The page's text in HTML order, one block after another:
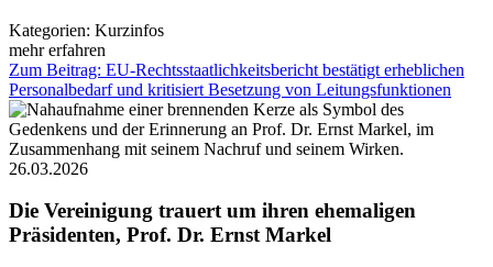
Kategorien: Kurzinfos
mehr erfahren
Zum Beitrag: EU-Rechtsstaatlichkeitsbericht bestätigt erheblichen
Personalbedarf und kritisiert Besetzung von Leitungsfunktionen
26.03.2026
Die Vereinigung trauert um ihren ehemaligen
Präsidenten, Prof. Dr. Ernst Markel